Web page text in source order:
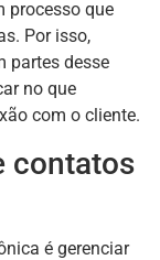
processo que
Por isso,
partes desse
no que
com o cliente.
contatos
é gerenciar